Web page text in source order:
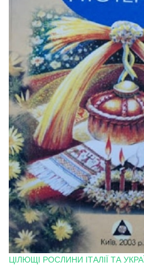
ЦІЛЮЩІ РОСЛИНИ ІТАЛІЇ ТА